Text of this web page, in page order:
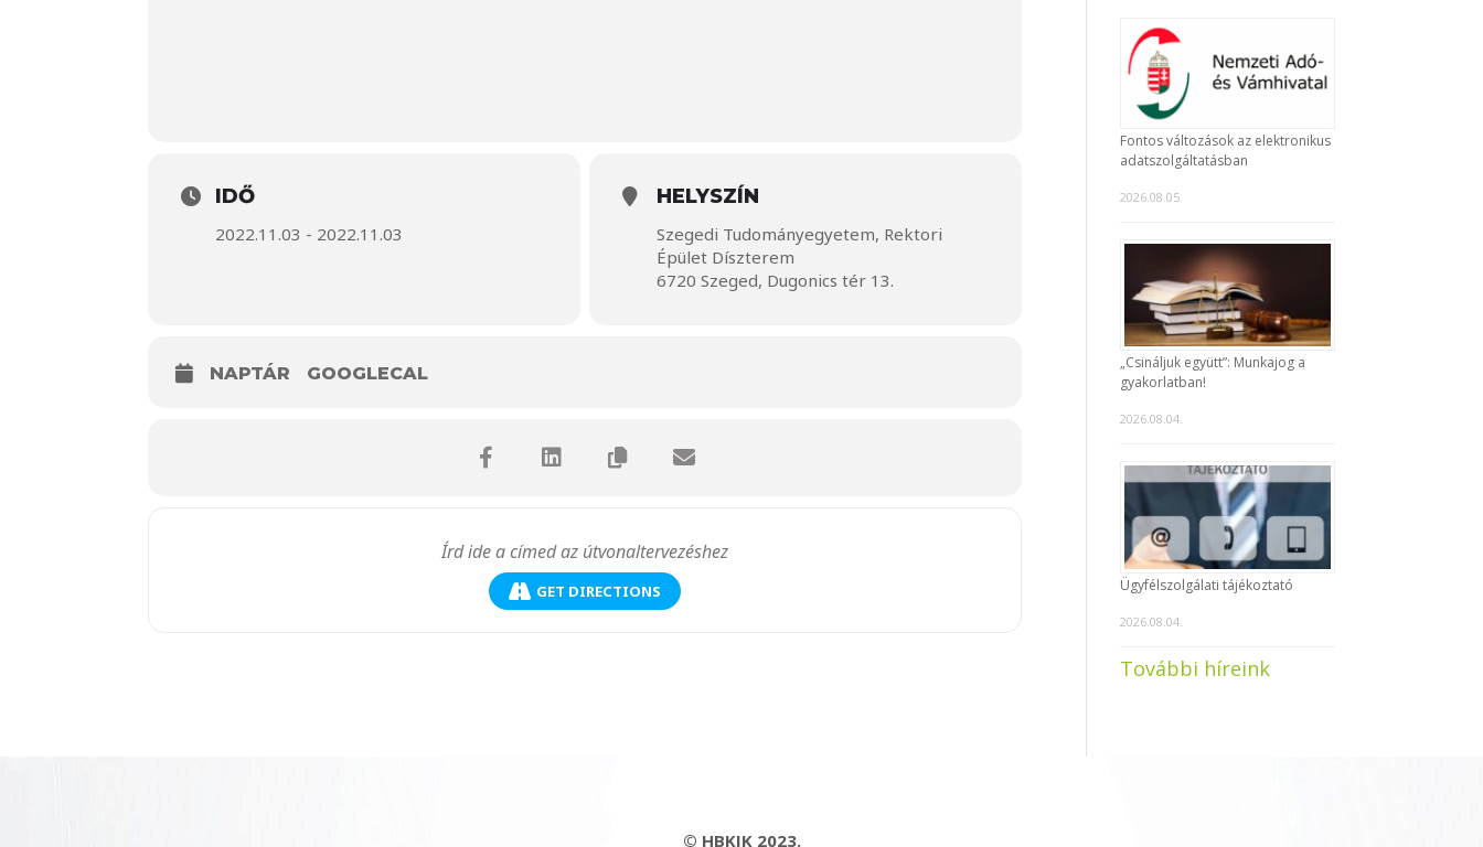
IDŐ
2022.11.03 - 2022.11.03
HELYSZÍN
Szegedi Tudományegyetem, Rektori
Épület Díszterem
6720 Szeged, Dugonics tér 13.
NAPTÁR GOOGLECAL
GET DIRECTIONS
Fontos változások az elektronikus
adatszolgáltatásban
2026.08.05.
„Csináljuk együtt”: Munkajog a
gyakorlatban!
2026.08.04.
Ügyfélszolgálati tájékoztató
2026.08.04.
További híreink
© HBKIK 2023.